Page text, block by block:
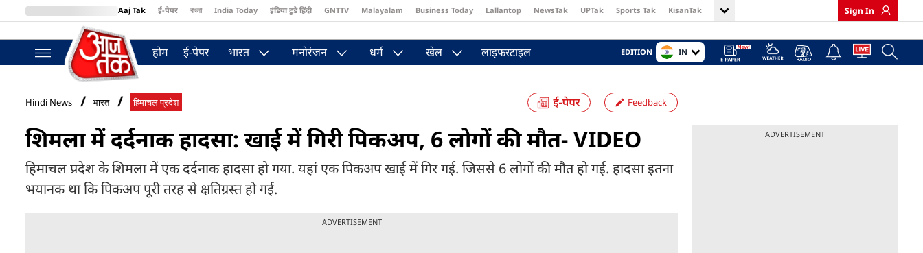
Aaj Tak ई-पेपर বাংলা India Today इंडिया टुडे हिंदी GNTTV Malayalam Business Today Lallantop NewsTak UPTak Sports Tak KisanTak
BT Bazaar
Sign In
होम ई-पेपर भारत मनोरंजन धर्म खेल लाइफस्टाइल EDITION IN
Hindi News भारत हिमाचल प्रदेश Feedback
शिमला में दर्दनाक हादसा: खाई में गिरी पिकअप, 6 लोगों की मौत- VIDEO
हिमाचल प्रदेश के शिमला में एक दर्दनाक हादसा हो गया. यहां एक पिकअप खाई में गिर गई. जिससे 6 लोगों की मौत हो गई. हादसा इतना
भयानक था कि पिकअप पूरी तरह से क्षतिग्रस्त हो गई.
ADVERTISEMENT
ADVERTISEMENT